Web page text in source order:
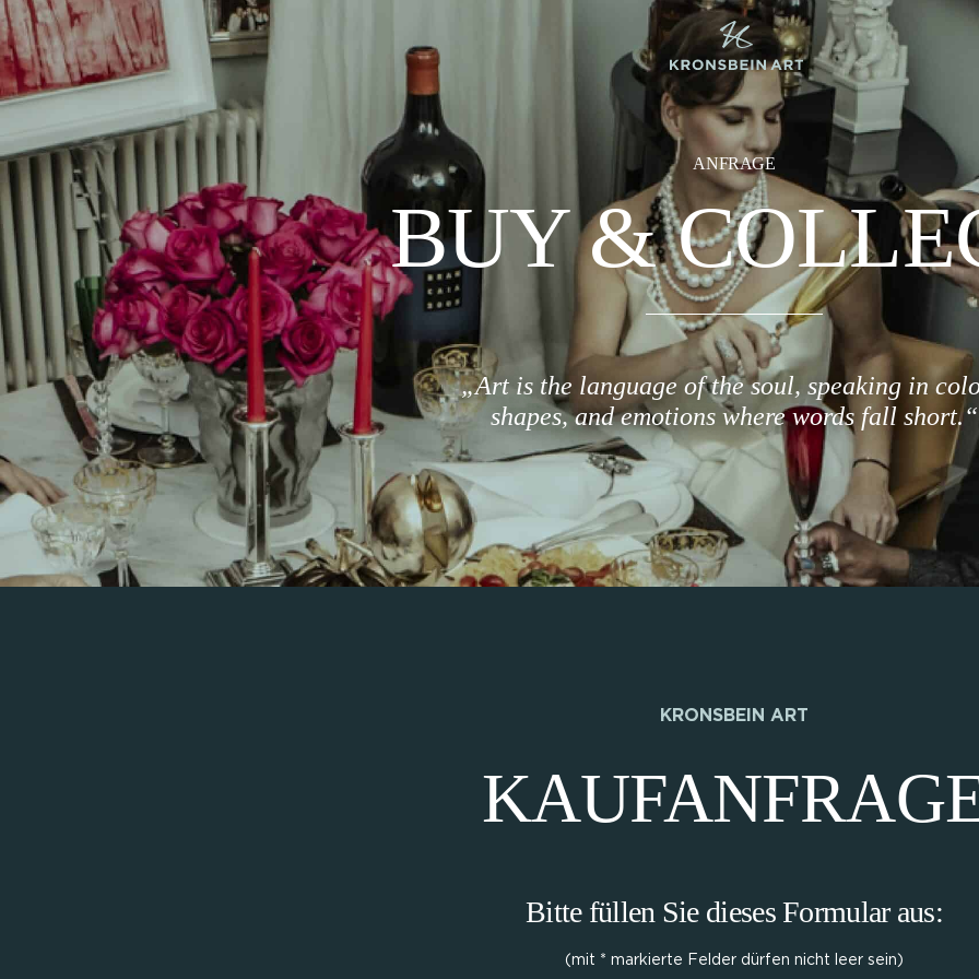
ANFRAGE
BUY &
„Art is the language of the soul, speaking in
shapes, and emotions where words fall short.“
KRONSBEIN ART
Bitte füllen Sie dieses Formular aus:
(mit * markierte Felder dürfen nicht leer sein)